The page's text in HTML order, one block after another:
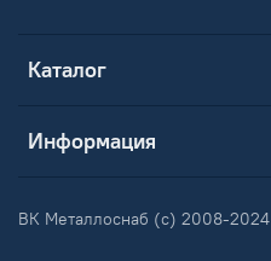
Каталог
Информация
ВК Металлоснаб (c) 2008-2024